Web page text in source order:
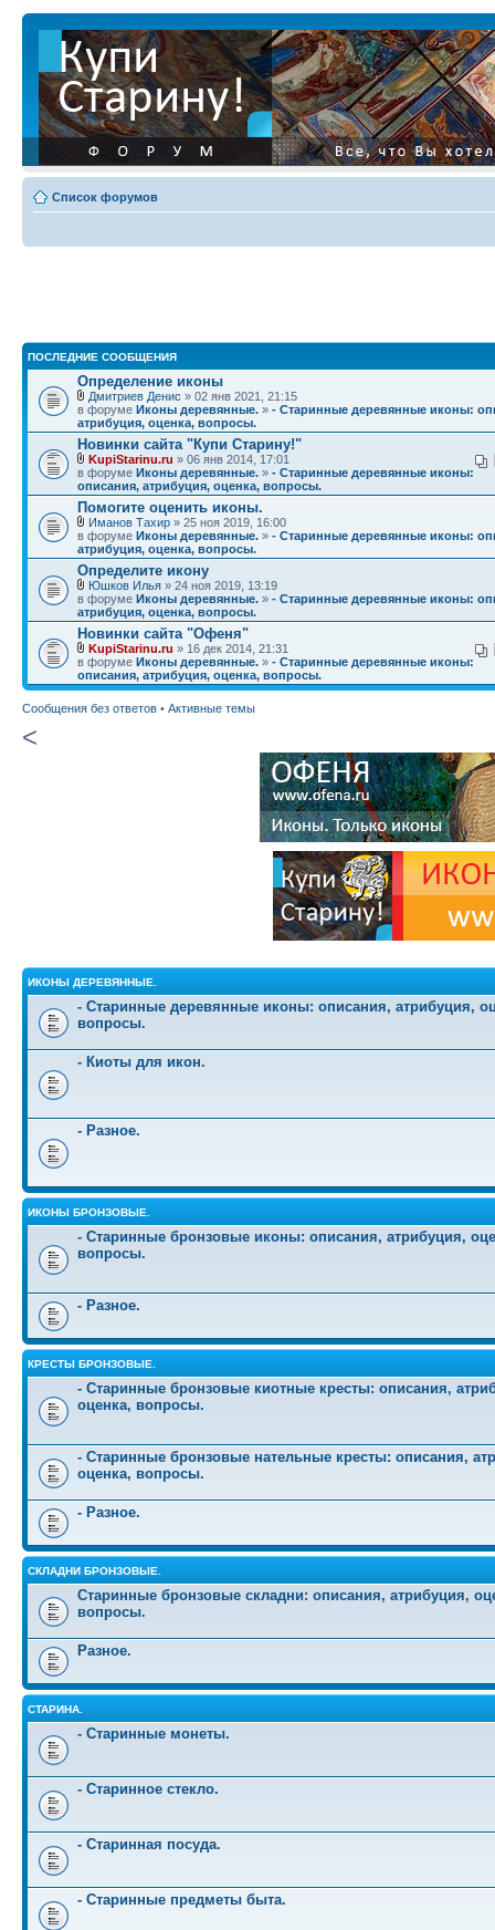
Список форумов
ПОСЛЕДНИЕ СООБЩЕНИЯ
Определение иконы
Дмитриев Денис » 02 янв 2021, 21:15
в форуме Иконы деревянные. » - Старинные деревянные иконы:
атрибуция, оценка, вопросы.
Новинки сайта "Купи Старину!"
KupiStarinu.ru » 06 янв 2014, 17:01
в форуме Иконы деревянные. » - Старинные деревянные иконы:
описания, атрибуция, оценка, вопросы.
Помогите оценить иконы.
Иманов Тахир » 25 ноя 2019, 16:00
в форуме Иконы деревянные. » - Старинные деревянные иконы:
атрибуция, оценка, вопросы.
Определите икону
Юшков Илья » 24 ноя 2019, 13:19
в форуме Иконы деревянные. » - Старинные деревянные иконы:
атрибуция, оценка, вопросы.
Новинки сайта "Офеня"
KupiStarinu.ru » 16 дек 2014, 21:31
в форуме Иконы деревянные. » - Старинные деревянные иконы:
описания, атрибуция, оценка, вопросы.
Сообщения без ответов • Активные темы
<
ИКОНЫ ДЕРЕВЯННЫЕ.
- Старинные деревянные иконы: описания, атрибуция,
вопросы.
- Киоты для икон.
- Разное.
ИКОНЫ БРОНЗОВЫЕ.
- Старинные бронзовые иконы: описания, атрибуция,
вопросы.
- Разное.
КРЕСТЫ БРОНЗОВЫЕ.
- Старинные бронзовые киотные кресты: описания,
оценка, вопросы.
- Старинные бронзовые нательные кресты: описания,
оценка, вопросы.
- Разное.
СКЛАДНИ БРОНЗОВЫЕ.
Старинные бронзовые складни: описания, атрибуция,
вопросы.
Разное.
СТАРИНА.
- Старинные монеты.
- Старинное стекло.
- Старинная посуда.
- Старинные предметы быта.